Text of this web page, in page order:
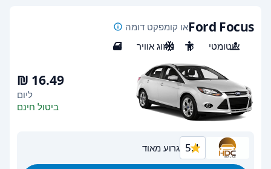
Ford Focusאו קומפקט דומה
אוטומטי
5 מיזוג אוויר 4
ליום
ביטול חינם
5.1 גרוע מאוד